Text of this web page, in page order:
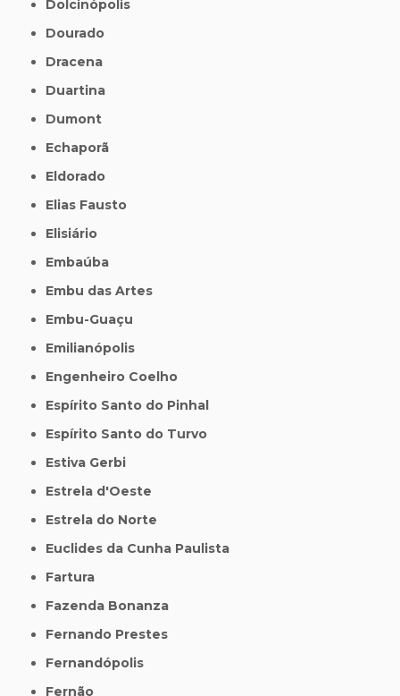
Dolcinópolis
Dourado
Dracena
Duartina
Dumont
Echaporã
Eldorado
Elias Fausto
Elisiário
Embaúba
Embu das Artes
Embu-Guaçu
Emilianópolis
Engenheiro Coelho
Espírito Santo do Pinhal
Espírito Santo do Turvo
Estiva Gerbi
Estrela d'Oeste
Estrela do Norte
Euclides da Cunha Paulista
Fartura
Fazenda Bonanza
Fernando Prestes
Fernandópolis
Fernão